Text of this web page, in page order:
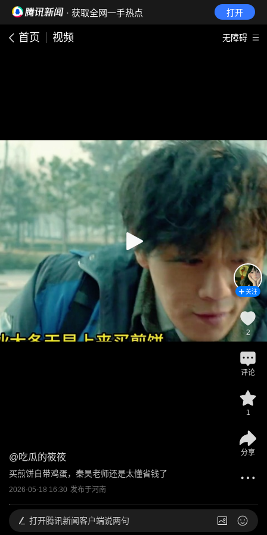
· 获取全网一手热点 打开
首页 视频 无障碍
@吃瓜的筱筱
买煎饼自带鸡蛋，秦昊老师还是太懂省钱了
2026-05-18 16:30 发布于河南
关注
2
评论
1
分享
打开腾讯新闻客户端说两句